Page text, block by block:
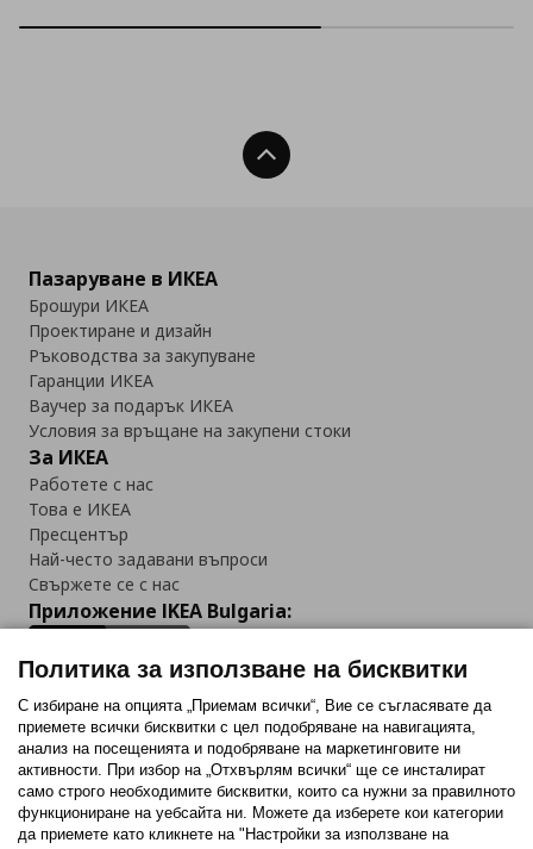
Нагоре
Пазаруване в ИКЕА
Брошури ИКЕА
Проектиране и дизайн
Ръководства за закупуване
Гаранции ИКЕА
Ваучер за подарък ИКЕА
Условия за връщане на закупени стоки
За ИКЕА
Работете с нас
Това е ИКЕА
Пресцентър
Най-често задавани въпроси
Свържете се с нас
Приложение IKEA Bulgaria:
Последвайте ни:
FacebookTwitterYoutubePinterestInstagram
Политика за използване на бисквитки
С избиране на опцията „Приемам всички“, Вие се съгласявате да
приемете всички бисквитки с цел подобряване на навигацията,
анализ на посещенията и подобряване на маркетинговите ни
активности. При избор на „Отхвърлям всички“ ще се инсталират
само строго необходимитe бисквитки, които са нужни за правилното
функциониране на уебсайта ни. Можете да изберете кои категории
да приемете като кликнете на "Настройки за използване на